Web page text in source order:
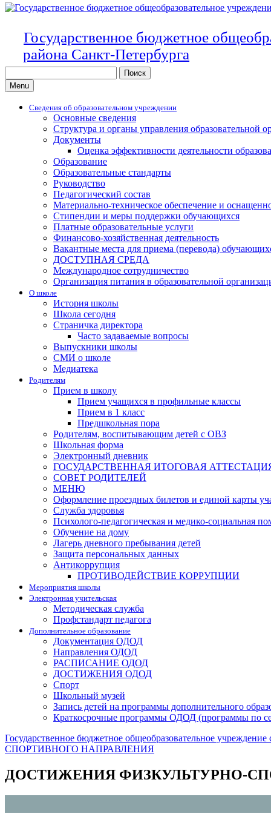
Государственное бюджетное
района Санкт-Петербурга
for:Menu
Сведения об образовательном учреждении
Основные сведения
Структура и органы управления образовательной
Документы
Оценка эффективности деятельности
Образование
Образовательные стандарты
Руководство
Педагогический состав
Материально-техническое обеспечение и
Стипендии и меры поддержки обучающихся
Платные образовательные услуги
Финансово-хозяйственная деятельность
Вакантные места для приема (перевода)
ДОСТУПНАЯ СРЕДА
Международное сотрудничество
Организация питания в образовательной
О школе
История школы
Школа сегодня
Страничка директора
Часто задаваемые вопросы
Выпускники школы
СМИ о школе
Медиатека
Родителям
Прием в школу
Прием учащихся в профильные классы
Прием в 1 класс
Предшкольная пора
Родителям, воспитывающим детей с ОВЗ
Школьная форма
Электронный дневник
ГОСУДАРСТВЕННАЯ ИТОГОВАЯ
СОВЕТ РОДИТЕЛЕЙ
МЕНЮ
Оформление проездных билетов и единой карты
Служба здоровья
Психолого-педагогическая и медико-социальная
Обучение на дому
Лагерь дневного пребывания детей
Защита персональных данных
Антикоррупция
ПРОТИВОДЕЙСТВИЕ КОРРУПЦИИ
Мероприятия школы
Электронная учительская
Методическая служба
Профстандарт педагога
Дополнительное образование
Документация ОДОД
Направления ОДОД
РАСПИСАНИЕ ОДОД
ДОСТИЖЕНИЯ ОДОД
Спорт
Школьный музей
Запись детей на программы дополнительного
Краткосрочные программы ОДОД (программы по
Государственное бюджетное общеобразовательное
СПОРТИВНОГО НАПРАВЛЕНИЯ
ДОСТИЖЕНИЯ ФИЗКУЛЬТУРНО-